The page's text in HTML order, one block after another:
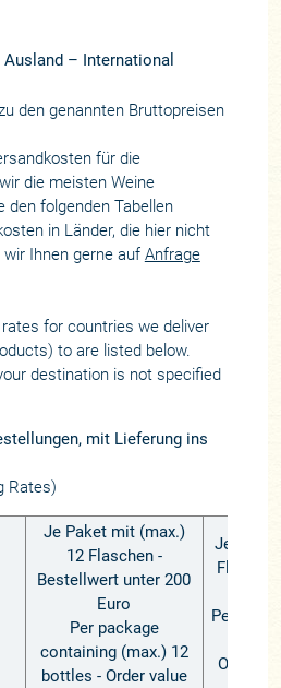
– International
den genannten Bruttopreisen
für die
die meisten Weine
den folgenden Tabellen
in Länder, die hier nicht
Ihnen gerne auf Anfrage
for countries we deliver
to are listed below.
destination is not specified
mit Lieferung ins
Rates)
Je Paket mit (max.)
12 Flaschen -
Bestellwert unter 200
Euro
Per package
containing (max.) 12
bottles - Order value
Je
Per
Order